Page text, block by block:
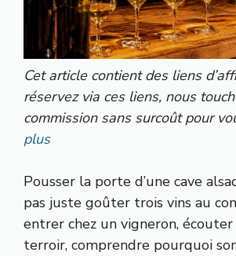
Cet article contient des liens
réservez via ces liens, nous
commission sans surcoût pour
plus
Pousser la porte d’une cave
pas juste goûter trois vins au
entrer chez un vigneron,
terroir, comprendre pourquoi